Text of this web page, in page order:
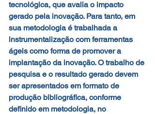
tecnológica, que avalia o impacto
gerado pela inovação. Para tanto, em
sua metodologia é trabalhada a
instrumentalização com ferramentas
ágeis como forma de promover a
implantação da inovação. O trabalho de
pesquisa e o resultado gerado devem
ser apresentados em formato de
produção bibliográfica, conforme
definido em metodologia, no